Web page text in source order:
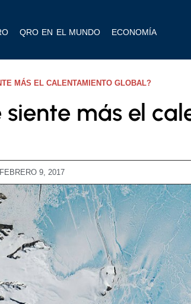
QRO EN EL MUNDO ECONOMÍA
MÁS EL CALENTAMIENTO GLOBAL?
siente más el
FEBRERO 9, 2017